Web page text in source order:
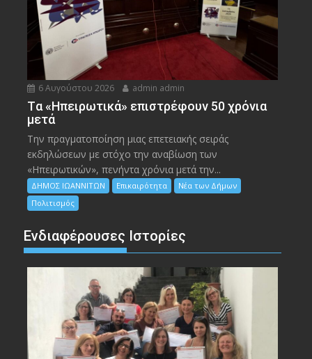
6 Αυγούστου 2026 admin admin
Tα «Ηπειρωτικά» επιστρέφουν 50 χρόνια
μετά
Την πραγματοποίηση μιας επετειακής σειράς
εκδηλώσεων με στόχο την αναβίωση των
«Ηπειρωτικών», πενήντα χρόνια μετά την...
ΔΗΜΟΣ ΙΩΑΝΝΙΤΩΝ Επικαιρότητα
Νέα των Δήμων
Πολιτισμός
Ενδιαφέρουσες Ιστορίες